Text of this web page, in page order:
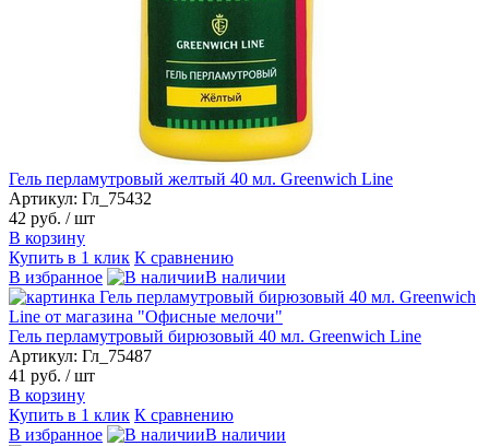
Гель перламутровый желтый 40 мл. Greenwich Line
Артикул: Гл_75432
42 руб. / шт
В корзину
Купить в 1 клик К сравнению
В избранное
В наличии
Гель перламутровый бирюзовый 40 мл. Greenwich Line
Артикул: Гл_75487
41 руб. / шт
В корзину
Купить в 1 клик К сравнению
В избранное
В наличии